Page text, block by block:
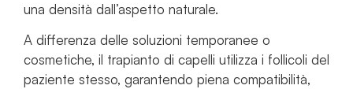
una densità dall’aspetto naturale.
A differenza delle soluzioni temporanee o
cosmetiche, il trapianto di capelli utilizza i follicoli del
paziente stesso, garantendo piena compatibilità,